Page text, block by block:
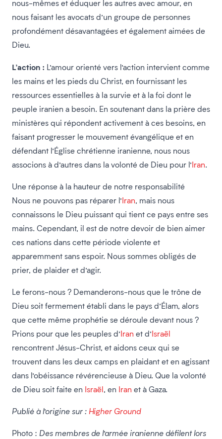
nous-mêmes et éduquer les autres avec amour, en
nous faisant les avocats d’un groupe de personnes
profondément désavantagées et également aimées de
Dieu.
L’action : L’amour orienté vers l’action intervient comme
les mains et les pieds du Christ, en fournissant les
ressources essentielles à la survie et à la foi dont le
peuple iranien a besoin. En soutenant dans la prière des
ministères qui répondent activement à ces besoins, en
faisant progresser le mouvement évangélique et en
défendant l’Église chrétienne iranienne, nous nous
associons à d’autres dans la volonté de Dieu pour l’Iran.
Une réponse à la hauteur de notre responsabilité
Nous ne pouvons pas réparer l’Iran, mais nous
connaissons le Dieu puissant qui tient ce pays entre ses
mains. Cependant, il est de notre devoir de bien aimer
ces nations dans cette période violente et
apparemment sans espoir. Nous sommes obligés de
prier, de plaider et d’agir.
Le ferons-nous ? Demanderons-nous que le trône de
Dieu soit fermement établi dans le pays d’Élam, alors
que cette même prophétie se déroule devant nous ?
Prions pour que les peuples d’Iran et d’Israël
rencontrent Jésus-Christ, et aidons ceux qui se
trouvent dans les deux camps en plaidant et en agissant
dans l’obéissance révérencieuse à Dieu. Que la volonté
de Dieu soit faite en Israël, en Iran et à Gaza.
Publié à l’origine sur : Higher Ground
Photo : Des membres de l’armée iranienne défilent lors